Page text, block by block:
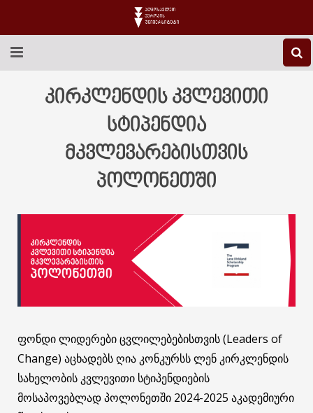
EEU-Ს ᲨᲔᲡᲐᲮᲔᲑ
ᲑᲘᲑᲚᲘᲝᲗᲔᲙᲐ
ᲡᲢᲣᲓᲔᲜᲢᲣᲠᲘ ᲪᲮᲝᲕᲠᲔᲑᲐ
ᲙᲝᲜᲢᲐᲥᲢᲘ
კირკლენდის კვლევითი
სტიპენდია
მკვლევარებისთვის
პოლონეთში
ფონდი ლიდერები ცვლილებებისთვის (Leaders of
Change) აცხადებს ღია კონკურსს ლენ კირკლენდის
სახელობის კვლევითი სტიპენდიების
მოსაპოვებლად პოლონეთში 2024-2025 აკადემიური